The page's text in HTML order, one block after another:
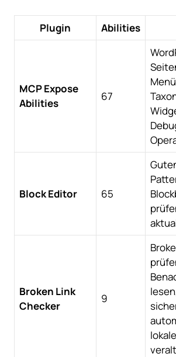
Plugin Abilities
MCP Expose
Abilities
67
Block Editor 65
Broken Link
Checker
9